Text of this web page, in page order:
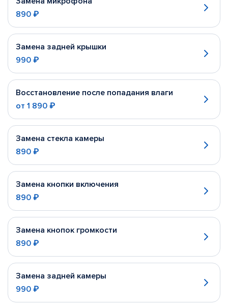
890 ₽
Замена задней крышки
990 ₽
Восстановление после попадания влаги
от 1 890 ₽
Замена стекла камеры
890 ₽
Замена кнопки включения
890 ₽
Замена кнопок громкости
890 ₽
Замена задней камеры
990 ₽